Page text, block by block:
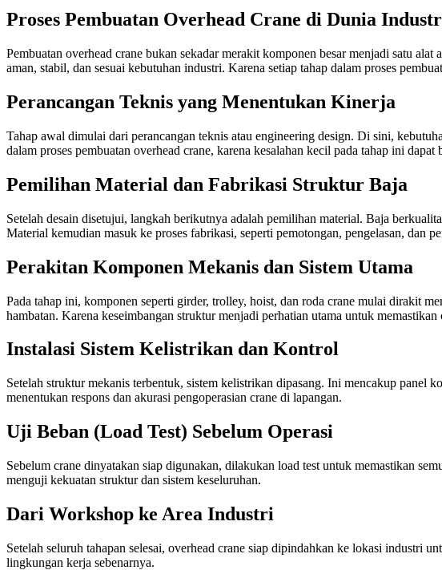
Proses Pembuatan Overhead Crane di Dunia
Pembuatan overhead crane bukan sekadar merakit komponen besar menjadi satu
aman, stabil, dan sesuai kebutuhan industri. Karena setiap tahap dalam proses
Perancangan Teknis yang Menentukan Kinerja
Tahap awal dimulai dari perancangan teknis atau engineering design. Di sini,
dalam proses pembuatan overhead crane, karena kesalahan kecil pada tahap ini
Pemilihan Material dan Fabrikasi Struktur Baja
Setelah desain disetujui, langkah berikutnya adalah pemilihan material. Baja
Material kemudian masuk ke proses fabrikasi, seperti pemotongan, pengelasan, dan
Perakitan Komponen Mekanis dan Sistem Utama
Pada tahap ini, komponen seperti girder, trolley, hoist, dan roda crane mulai dirakit
hambatan. Karena keseimbangan struktur menjadi perhatian utama untuk memastikan
Instalasi Sistem Kelistrikan dan Kontrol
Setelah struktur mekanis terbentuk, sistem kelistrikan dipasang. Ini mencakup panel
menentukan respons dan akurasi pengoperasian crane di lapangan.
Uji Beban (Load Test) Sebelum Operasi
Sebelum crane dinyatakan siap digunakan, dilakukan load test untuk memastikan
menguji kekuatan struktur dan sistem keseluruhan.
Dari Workshop ke Area Industri
Setelah seluruh tahapan selesai, overhead crane siap dipindahkan ke lokasi industri
lingkungan kerja sebenarnya.